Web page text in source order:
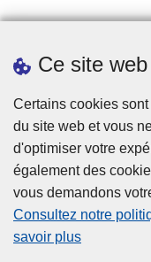
Ce site
Certains cookies
du site web et vous
d'optimiser votre
également des
vous demandons
Consultez notre
savoir plus